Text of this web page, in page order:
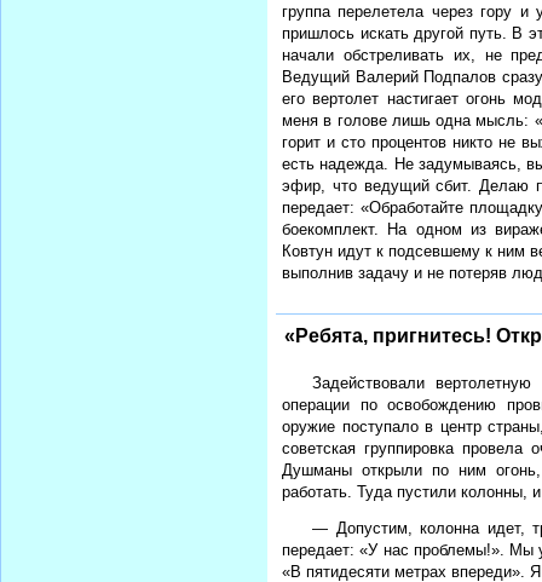
группа перелетела через гору
пришлось искать другой путь. В
начали обстреливать их, не
Ведущий Валерий Подпалов
его вертолет настигает огонь
меня в голове лишь одна мысль:
горит и сто процентов никто не
есть надежда. Не задумываясь,
эфир, что ведущий сбит. Делаю
передает: «Обработайте
боекомплект. На одном из
Ковтун идут к подсевшему к ним
выполнив задачу и не потеряв
«Ребята, пригнитесь!
Задействовали
операции по освобождению
оружие поступало в центр
советская группировка
Душманы открыли по ним
работать. Туда пустили колонны,
— Допустим, колонна идет,
передает: «У нас проблемы!». Мы
«В пятидесяти метрах впереди».